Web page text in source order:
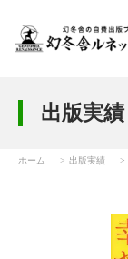
出版実績
ホーム 出版実績